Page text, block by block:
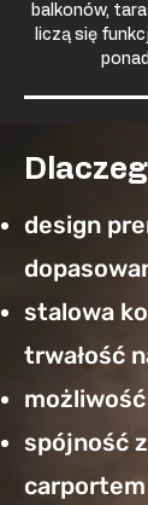
balkonów,
liczą się
design
stalowa
trwałość
spójność
carportem